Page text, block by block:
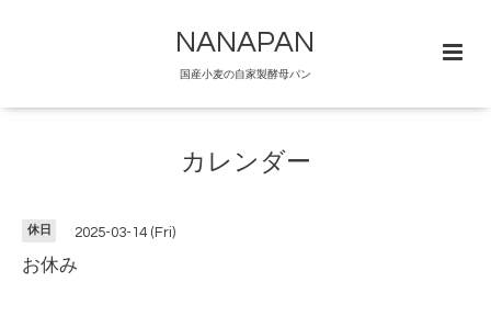
NANAPAN
国産小麦の自家製酵母パン
カレンダー
休日 2025-03-14 (Fri)
お休み